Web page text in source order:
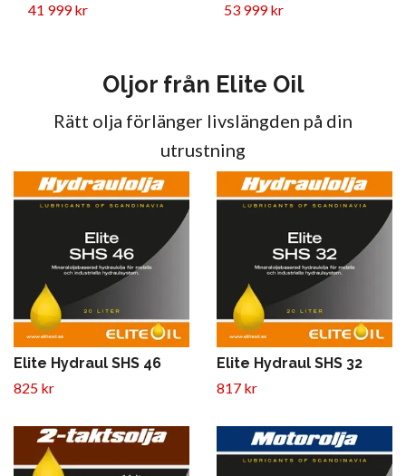
41 999 kr
53 999 kr
Oljor från Elite Oil
Rätt olja förlänger livslängden på din
utrustning
Elite Hydraul SHS 46
825 kr
Elite Hydraul SHS 32
817 kr